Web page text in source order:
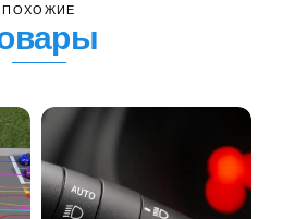
ПОХОЖИЕ